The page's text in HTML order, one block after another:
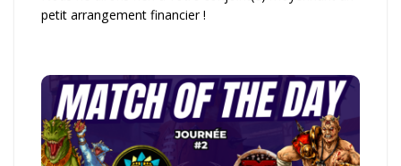
petit arrangement financier !